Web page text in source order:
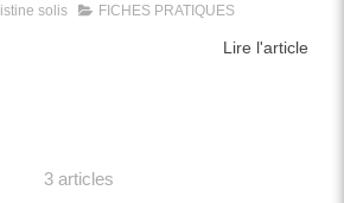
solis FICHES PRATIQUES
Lire l'article
3 articles